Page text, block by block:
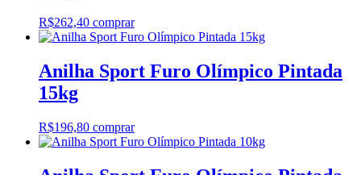
R$262,40 comprar
Anilha Sport Furo Olímpico Pintada
15kg
R$196,80 comprar